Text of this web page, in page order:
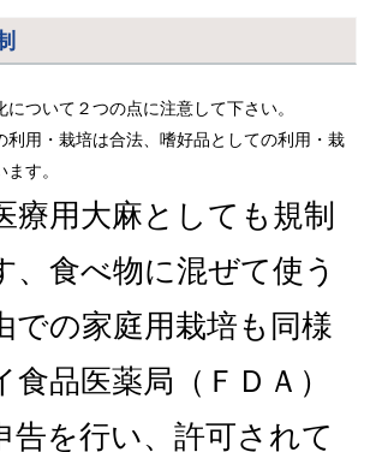
ついて２つの点に注意して下さい。
利用・栽培は合法、嗜好品としての利用・栽
す。
療用大麻としても規制
、食べ物に混ぜて使う
での家庭用栽培も同様
品医薬局（ＦＤＡ）
告を行い、許可されて